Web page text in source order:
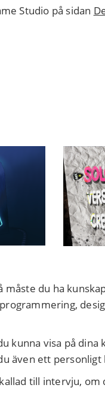
Studio på sidan
måste du ha
kunna visa på dina
även ett
till intervju, om